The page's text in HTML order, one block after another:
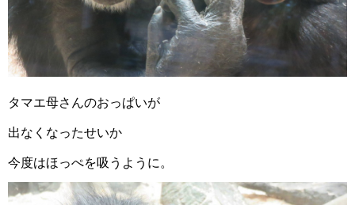
タマエ母さんのおっぱいが
出なくなったせいか
今度はほっぺを吸うように。